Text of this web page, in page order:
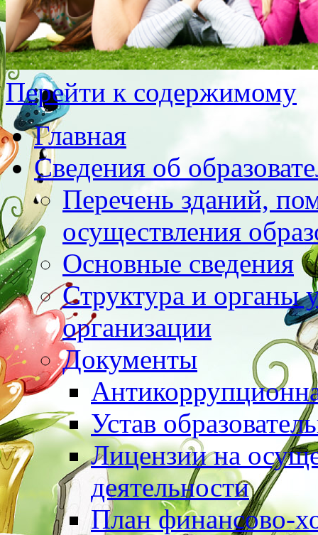
Перейти к содержимому
Главная
Сведения об
Перечень зданий,
осуществления
Основные сведения
Структура и органы
организации
Документы
Устав
Лицензии на
деятельности
План финансово-